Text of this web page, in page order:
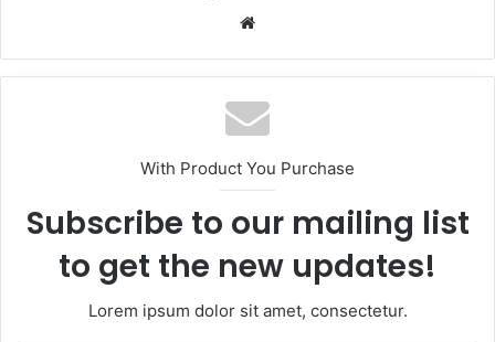
Website
With Product You Purchase
Subscribe to our mailing list
to get the new updates!
Lorem ipsum dolor sit amet, consectetur.